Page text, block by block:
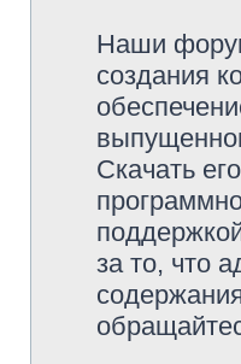
Наши
создания
Скачать
за то, что